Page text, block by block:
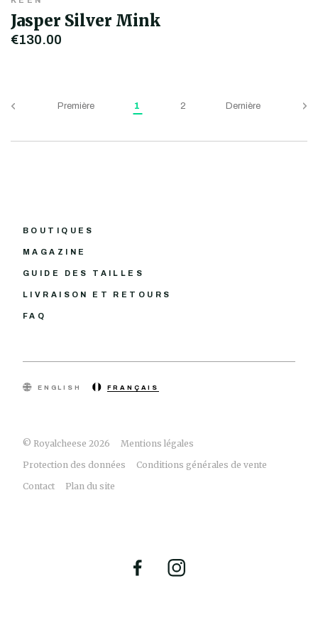
Jasper Silver Mink
€130,00
Première 1 2 Dernière
BOUTIQUES
MAGAZINE
GUIDE DES TAILLES
LIVRAISON ET RETOURS
FAQ
© Royalcheese 2026
Mentions légales
Protection des données
Conditions générales de vente
Contact
Plan du site
ENGLISH FRANÇAIS